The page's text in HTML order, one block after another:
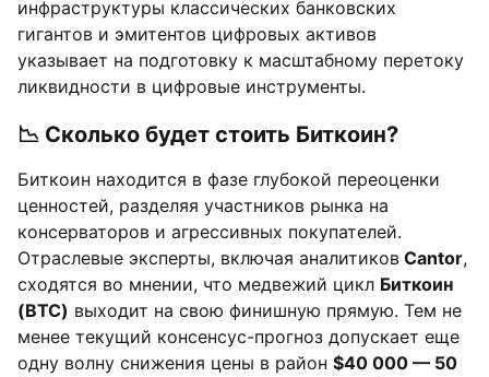
инфраструктуры классических банковских
гигантов и эмитентов цифровых активов
указывает на подготовку к масштабному перетоку
ликвидности в цифровые инструменты.
📉 Сколько будет стоить Биткоин?
Биткоин находится в фазе глубокой переоценки
ценностей, разделяя участников рынка на
консерваторов и агрессивных покупателей.
Отраслевые эксперты, включая аналитиков Cantor,
сходятся во мнении, что медвежий цикл Биткоин
(BTC) выходит на свою финишную прямую. Тем не
менее текущий консенсус-прогноз допускает еще
одну волну снижения цены в район $40 000 — 50